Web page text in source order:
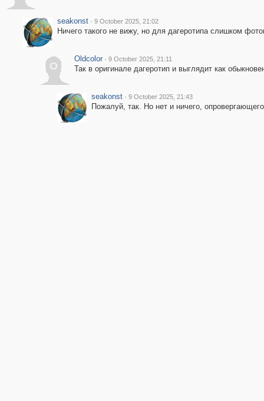
seakonst · 9 October 2025, 21:02
Ничего такого не вижу, но для дагеротипа слишком
O
Oldcolor · 9 October 2025, 21:11
Так в оригинале дагеротип и выглядит как
seakonst · 9 October 2025, 21:43
Пожалуй, так. Но нет и ничего,